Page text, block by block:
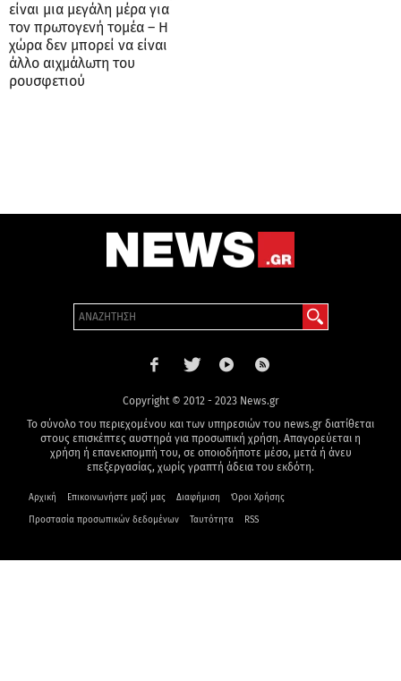
είναι μια μεγάλη μέρα για
τον πρωτογενή τομέα – Η
χώρα δεν μπορεί να είναι
άλλο αιχμάλωτη του
ρουσφετιού
Copyright © 2012 - 2023 News.gr
Το σύνολο του περιεχομένου και των υπηρεσιών του news.gr διατίθεται
στους επισκέπτες αυστηρά για προσωπική χρήση. Απαγορεύεται η
χρήση ή επανεκπομπή του, σε οποιοδήποτε μέσο, μετά ή άνευ
επεξεργασίας, χωρίς γραπτή άδεια του εκδότη.
Αρχική Επικοινωνήστε μαζί μας Διαφήμιση Όροι Χρήσης
Προστασία προσωπικών δεδομένων Ταυτότητα RSS